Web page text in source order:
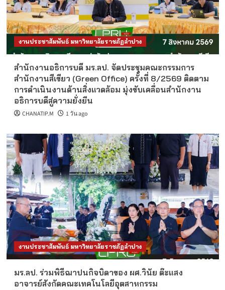
งานประชาสัมพันธ์ มหาวิทยาลัยราชภัฏลำปาง
สำนักงานอธิการบดี มร.ลป. จัดประชุมคณะกรรมการ
สำนักงานสีเขียว (Green Office) ครั้งที่ 8/2569 ติดตาม
การดำเนินงานด้านสิ่งแวดล้อม มุ่งขับเคลื่อนสำนักงาน
อธิการบดีสู่ความยั่งยืน
CHANATIP.M 1 วัน ago
งานประชาสัมพันธ์ มหาวิทยาลัยราชภัฏลำปาง
มร.ลป. ร่วมพิธีฌาปนกิจบิดาของ ผศ.วินัย ต๊ะแสง
อาจารย์สังกัดคณะเทคโนโลยีอุตสาหกรรม